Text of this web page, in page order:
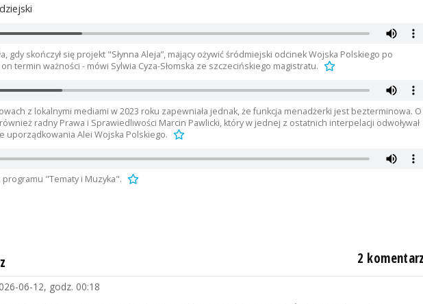
gdy skończył się projekt "Słynna Aleja”, mający ożywić śródmiejski odcinek Wojska Polskiego po
termin ważności - mówi Sylwia Cyza-Słomska ze szczecińskiego magistratu.
z lokalnymi mediami w 2023 roku zapewniała jednak, że funkcja menadżerki jest bezterminowa. O
radny Prawa i Sprawiedliwości Marcin Pawlicki, który w jednej z ostatnich interpelacji odwoływał
uporządkowania Alei Wojska Polskiego.
"Tematy i Muzyka".
2
06-12, godz. 00:18